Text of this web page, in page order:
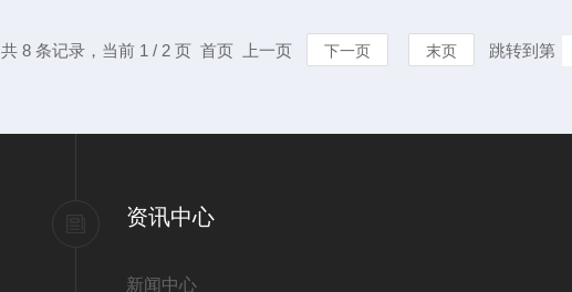
共 8 条记录，当前 1 / 2 页 首页 上一页 下一页 末页 跳转到第
资讯中心
新闻中心